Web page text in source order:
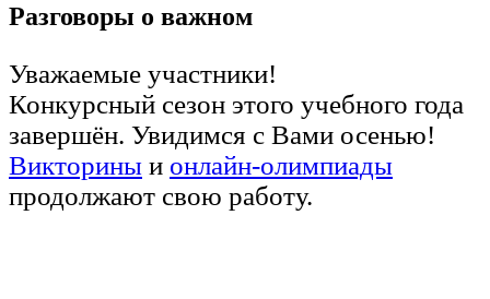
Разговоры о важном
Уважаемые участники!
Конкурсный сезон этого учебного года
завершён. Увидимся с Вами осенью!
Викторины и онлайн-олимпиады
продолжают свою работу.